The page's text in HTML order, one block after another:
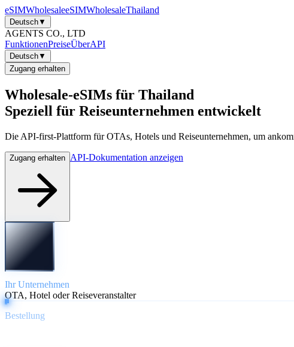
eSIMWholesaleeSIMWholesaleThailand
Deutsch▼
AGENTS CO., LTD
FunktionenPreiseÜberAPI
Deutsch▼
Zugang erhalten
Wholesale-eSIMs für Thailand
Speziell für Reiseunternehmen entwickelt
Die API-first-Plattform für OTAs, Hotels und Reiseunternehmen, um
Zugang erhalten API-Dokumentation anzeigen
Ihr Unternehmen
OTA, Hotel oder Reiseveranstalter
Bestellung